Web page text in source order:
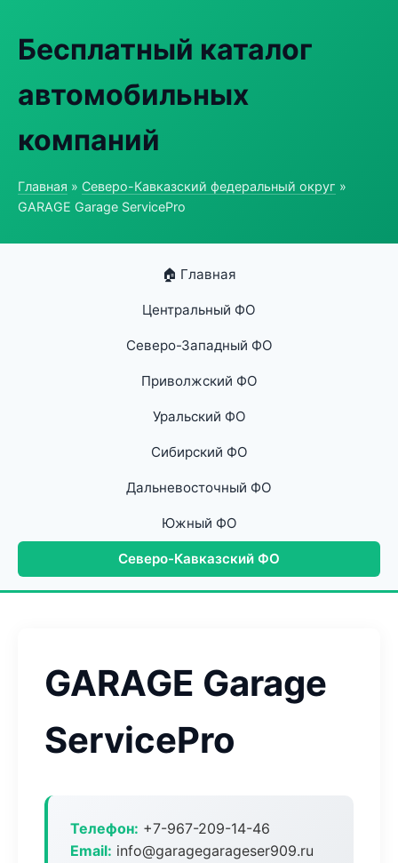
Бесплатный каталог
автомобильных
компаний
Главная » Северо-Кавказский федеральный округ »
GARAGE Garage ServicePro
🏠 Главная
Центральный ФО
Северо-Западный ФО
Приволжский ФО
Уральский ФО
Сибирский ФО
Дальневосточный ФО
Южный ФО
Северо-Кавказский ФО
GARAGE Garage
ServicePro
Телефон: +7-967-209-14-46
Email: info@garagegarageser909.ru